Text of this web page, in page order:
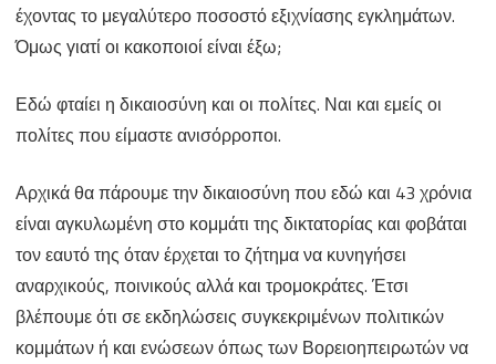
έχοντας το μεγαλύτερο ποσοστό εξιχνίασης εγκλημάτων.
Όμως γιατί οι κακοποιοί είναι έξω;
Εδώ φταίει η δικαιοσύνη και οι πολίτες. Ναι και εμείς οι
πολίτες που είμαστε ανισόρροποι.
Αρχικά θα πάρουμε την δικαιοσύνη που εδώ και 43 χρόνια
είναι αγκυλωμένη στο κομμάτι της δικτατορίας και φοβάται
τον εαυτό της όταν έρχεται το ζήτημα να κυνηγήσει
αναρχικούς, ποινικούς αλλά και τρομοκράτες. Έτσι
βλέπουμε ότι σε εκδηλώσεις συγκεκριμένων πολιτικών
κομμάτων ή και ενώσεων όπως των Βορειοηπειρωτών να